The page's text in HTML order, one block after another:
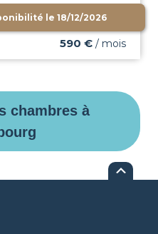
le 18/12/2026
590 € / mois
chambres à